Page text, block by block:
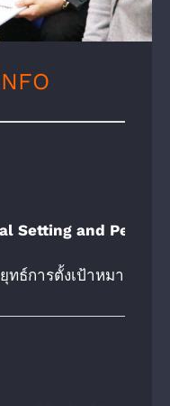
Setting and
ทธ์การตั้งเป้าหมายและ